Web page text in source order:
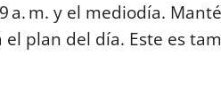
a. m. y el mediodía.
plan del día. Este es